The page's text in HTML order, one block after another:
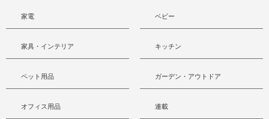
家電 ベビー
家具・インテリア キッチン
ペット用品 ガーデン・アウトドア
オフィス用品 連載